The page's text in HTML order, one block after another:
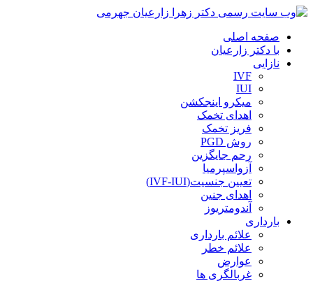
صفحه اصلی
با دکتر زارعیان
نازایی
IVF
IUI
میکرو اینجکشن
اهدای تخمک
فریز تخمک
روش PGD
رحم جایگزین
آزواسپرمیا
تعیین جنسیت(IVF-IUI)
اهدای جنین
آندومتریوز
بارداری
علائم بارداری
علائم خطر
عوارض
غربالگری ها